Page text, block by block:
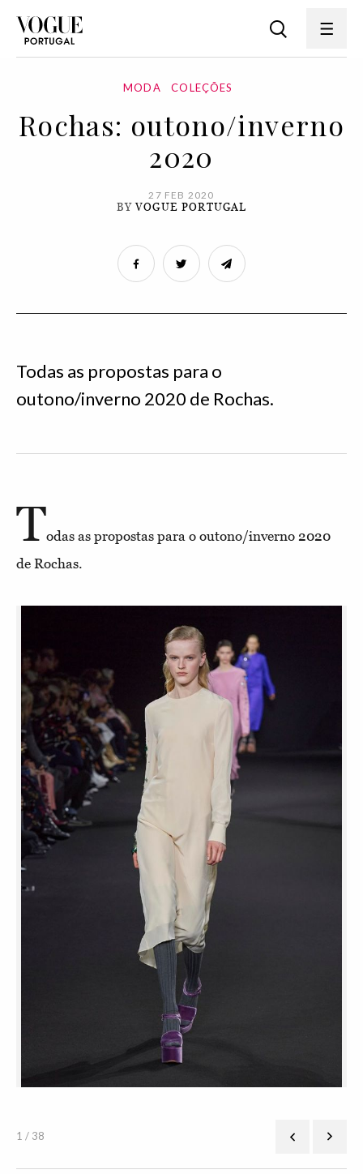
MODA COLEÇÕES
Rochas: outono/inverno
2020
27 FEB 2020
BYVOGUE PORTUGAL
Todas as propostas para o
outono/inverno 2020 de Rochas.
Todas as propostas para o outono/inverno 2020
de Rochas.
1 / 38